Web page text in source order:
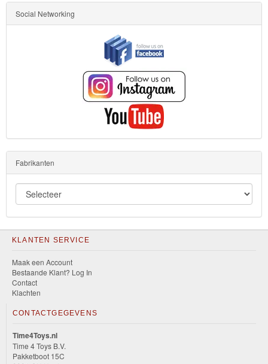
Social Networking
Fabrikanten
KLANTEN SERVICE
Maak een Account
Bestaande Klant? Log In
Contact
Klachten
CONTACTGEGEVENS
Time4Toys.nl
Time 4 Toys B.V.
Pakketboot 15C